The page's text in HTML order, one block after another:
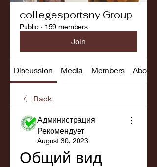
collegesportsny Group
Public · 159 members
Join
Discussion Media Members About
Back
Администрация
Рекомендует
August 30, 2023
Общий вид